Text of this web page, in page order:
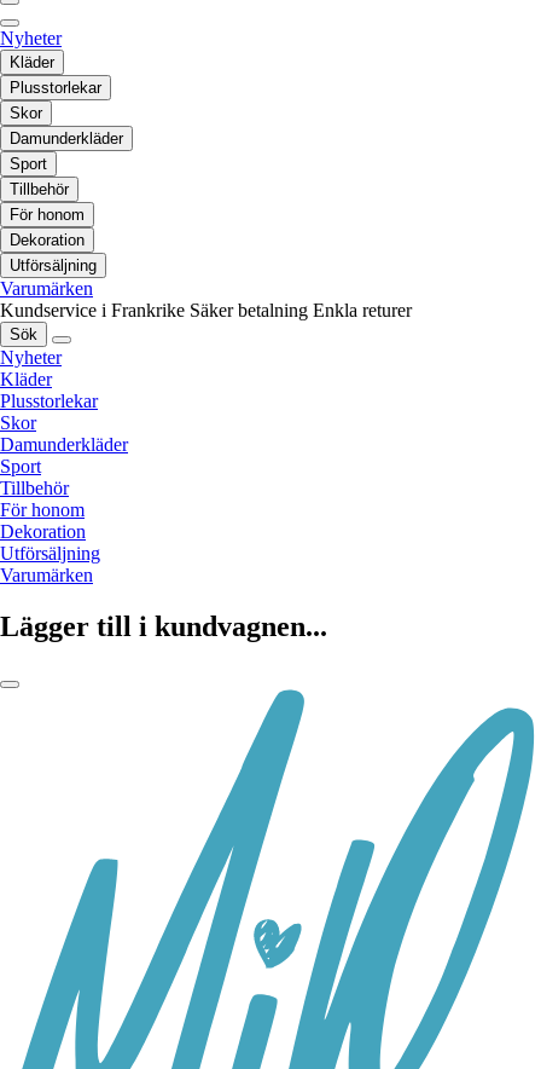
Nyheter
Kläder
Plusstorlekar
Skor
Damunderkläder
Sport
Tillbehör
För honom
Dekoration
Utförsäljning
Varumärken
Kundservice i Frankrike Säker betalning Enkla returer
Sök
Nyheter
Kläder
Plusstorlekar
Skor
Damunderkläder
Sport
Tillbehör
För honom
Dekoration
Utförsäljning
Varumärken
Lägger till i kundvagnen...